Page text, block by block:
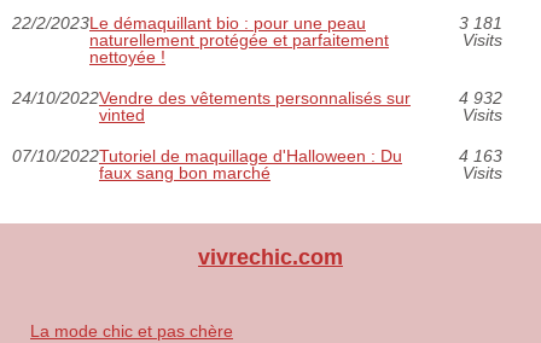
22/2/2023Le démaquillant bio : pour une peau
naturellement protégée et parfaitement
nettoyée !
3 181
Visits
24/10/2022Vendre des vêtements personnalisés sur
vinted
4 932
Visits
07/10/2022Tutoriel de maquillage d'Halloween : Du
faux sang bon marché
4 163
Visits
vivrechic.com
La mode chic et pas chère